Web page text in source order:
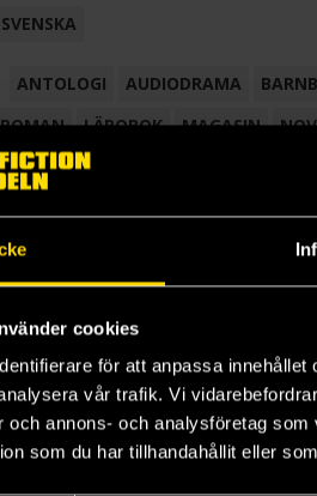
cookies
för att anpassa
vår trafik. Vi
och annons- och analysföretag
som du har tillhandahållit eller
SVENSKA
ANTOLOGI AUDIODRAMA
LÄROBOK MAGASIN